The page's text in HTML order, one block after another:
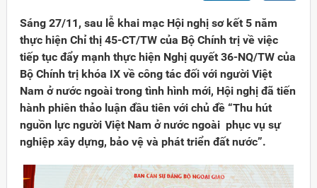
Sáng 27/11, sau lễ khai mạc Hội nghị sơ kết 5 năm
thực hiện Chỉ thị 45-CT/TW của Bộ Chính trị về việc
tiếp tục đẩy mạnh thực hiện Nghị quyết 36-NQ/TW của
Bộ Chính trị khóa IX về công tác đối với người Việt
Nam ở nước ngoài trong tình hình mới, Hội nghị đã tiến
hành phiên thảo luận đầu tiên với chủ đề “Thu hút
nguồn lực người Việt Nam ở nước ngoài phục vụ sự
nghiệp xây dựng, bảo vệ và phát triển đất nước”.